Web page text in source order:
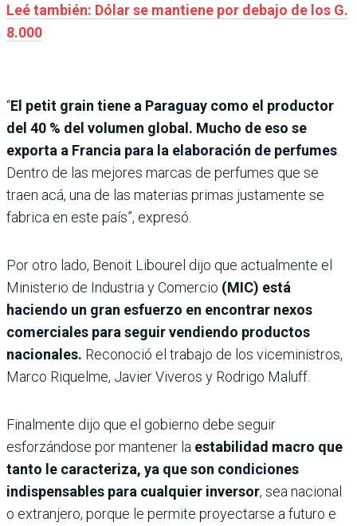
Leé también: Dólar se mantiene por debajo de los G.
8.000
“El petit grain tiene a Paraguay como el productor
del 40 % del volumen global. Mucho de eso se
exporta a Francia para la elaboración de perfumes
Dentro de las mejores marcas de perfumes que se
traen acá, una de las materias primas justamente se
fabrica en este país”, expresó.
Por otro lado, Benoit Libourel dijo que actualmente el
Ministerio de Industria y Comercio (MIC) está
haciendo un gran esfuerzo en encontrar nexos
comerciales para seguir vendiendo productos
nacionales. Reconoció el trabajo de los viceministros,
Marco Riquelme, Javier Viveros y Rodrigo Maluff.
Finalmente dijo que el gobierno debe seguir
esforzándose por mantener la estabilidad macro que
tanto le caracteriza, ya que son condiciones
indispensables para cualquier inversor, sea nacional
o extranjero, porque le permite proyectarse a futuro e